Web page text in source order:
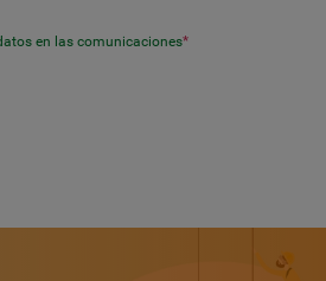
en las comunicaciones*